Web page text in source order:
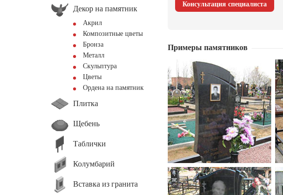
Декор на памятник
Акрил
Композитные цветы
Бронза
Металл
Скульптура
Цветы
Ордена на памятник
Плитка
Щебень
Таблички
Колумбарий
Вставка из гранита
Консультация специалиста
Примеры памятников